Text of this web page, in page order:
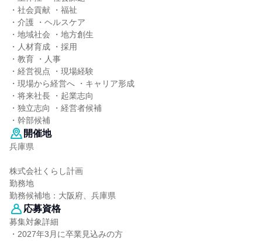
・社会貢献 ・福祉
・介護 ・ヘルスケア
・地域社会 ・地方創生
・人材育成 ・採用
・教育 ・人事
・経営視点 ・現場経験
・現場から経営へ ・キャリア形成
・将来社長 ・起業志向
・独立志向 ・経営者候補
・幹部候補
開催地
兵庫県
株式会社くらし計画
勤務地
勤務候補地：大阪府、兵庫県
応募資格
募集対象詳細
・2027年3月に卒業見込みの方